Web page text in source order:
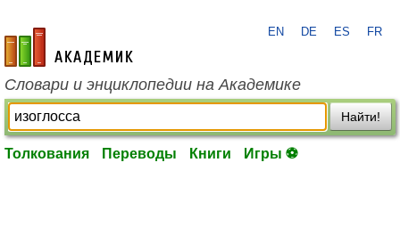
academic.ru
EN DE ES FR
Словари и энциклопедии на Академике
Найти!
Толкования Переводы Книги Игры ⚽